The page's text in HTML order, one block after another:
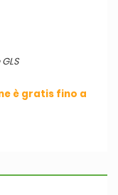
è gratis fino a